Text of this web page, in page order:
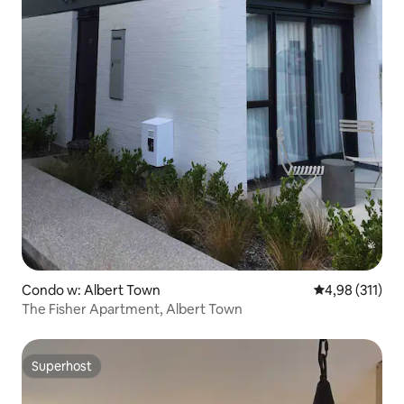
Condo w: Albert Town Średnia
4,98 (311)
The Fisher Apartment, Albert Town
Superhost
Superhost